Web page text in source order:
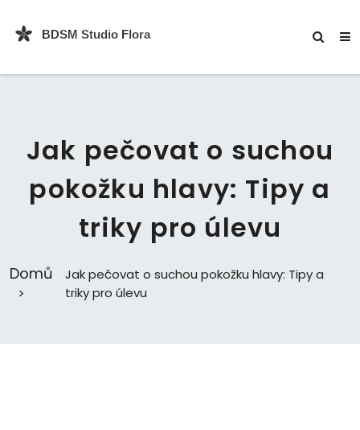
Jak pečovat o suchou
pokožku hlavy: Tipy a
triky pro úlevu
Domů
Jak pečovat o suchou pokožku hlavy: Tipy a
triky pro úlevu